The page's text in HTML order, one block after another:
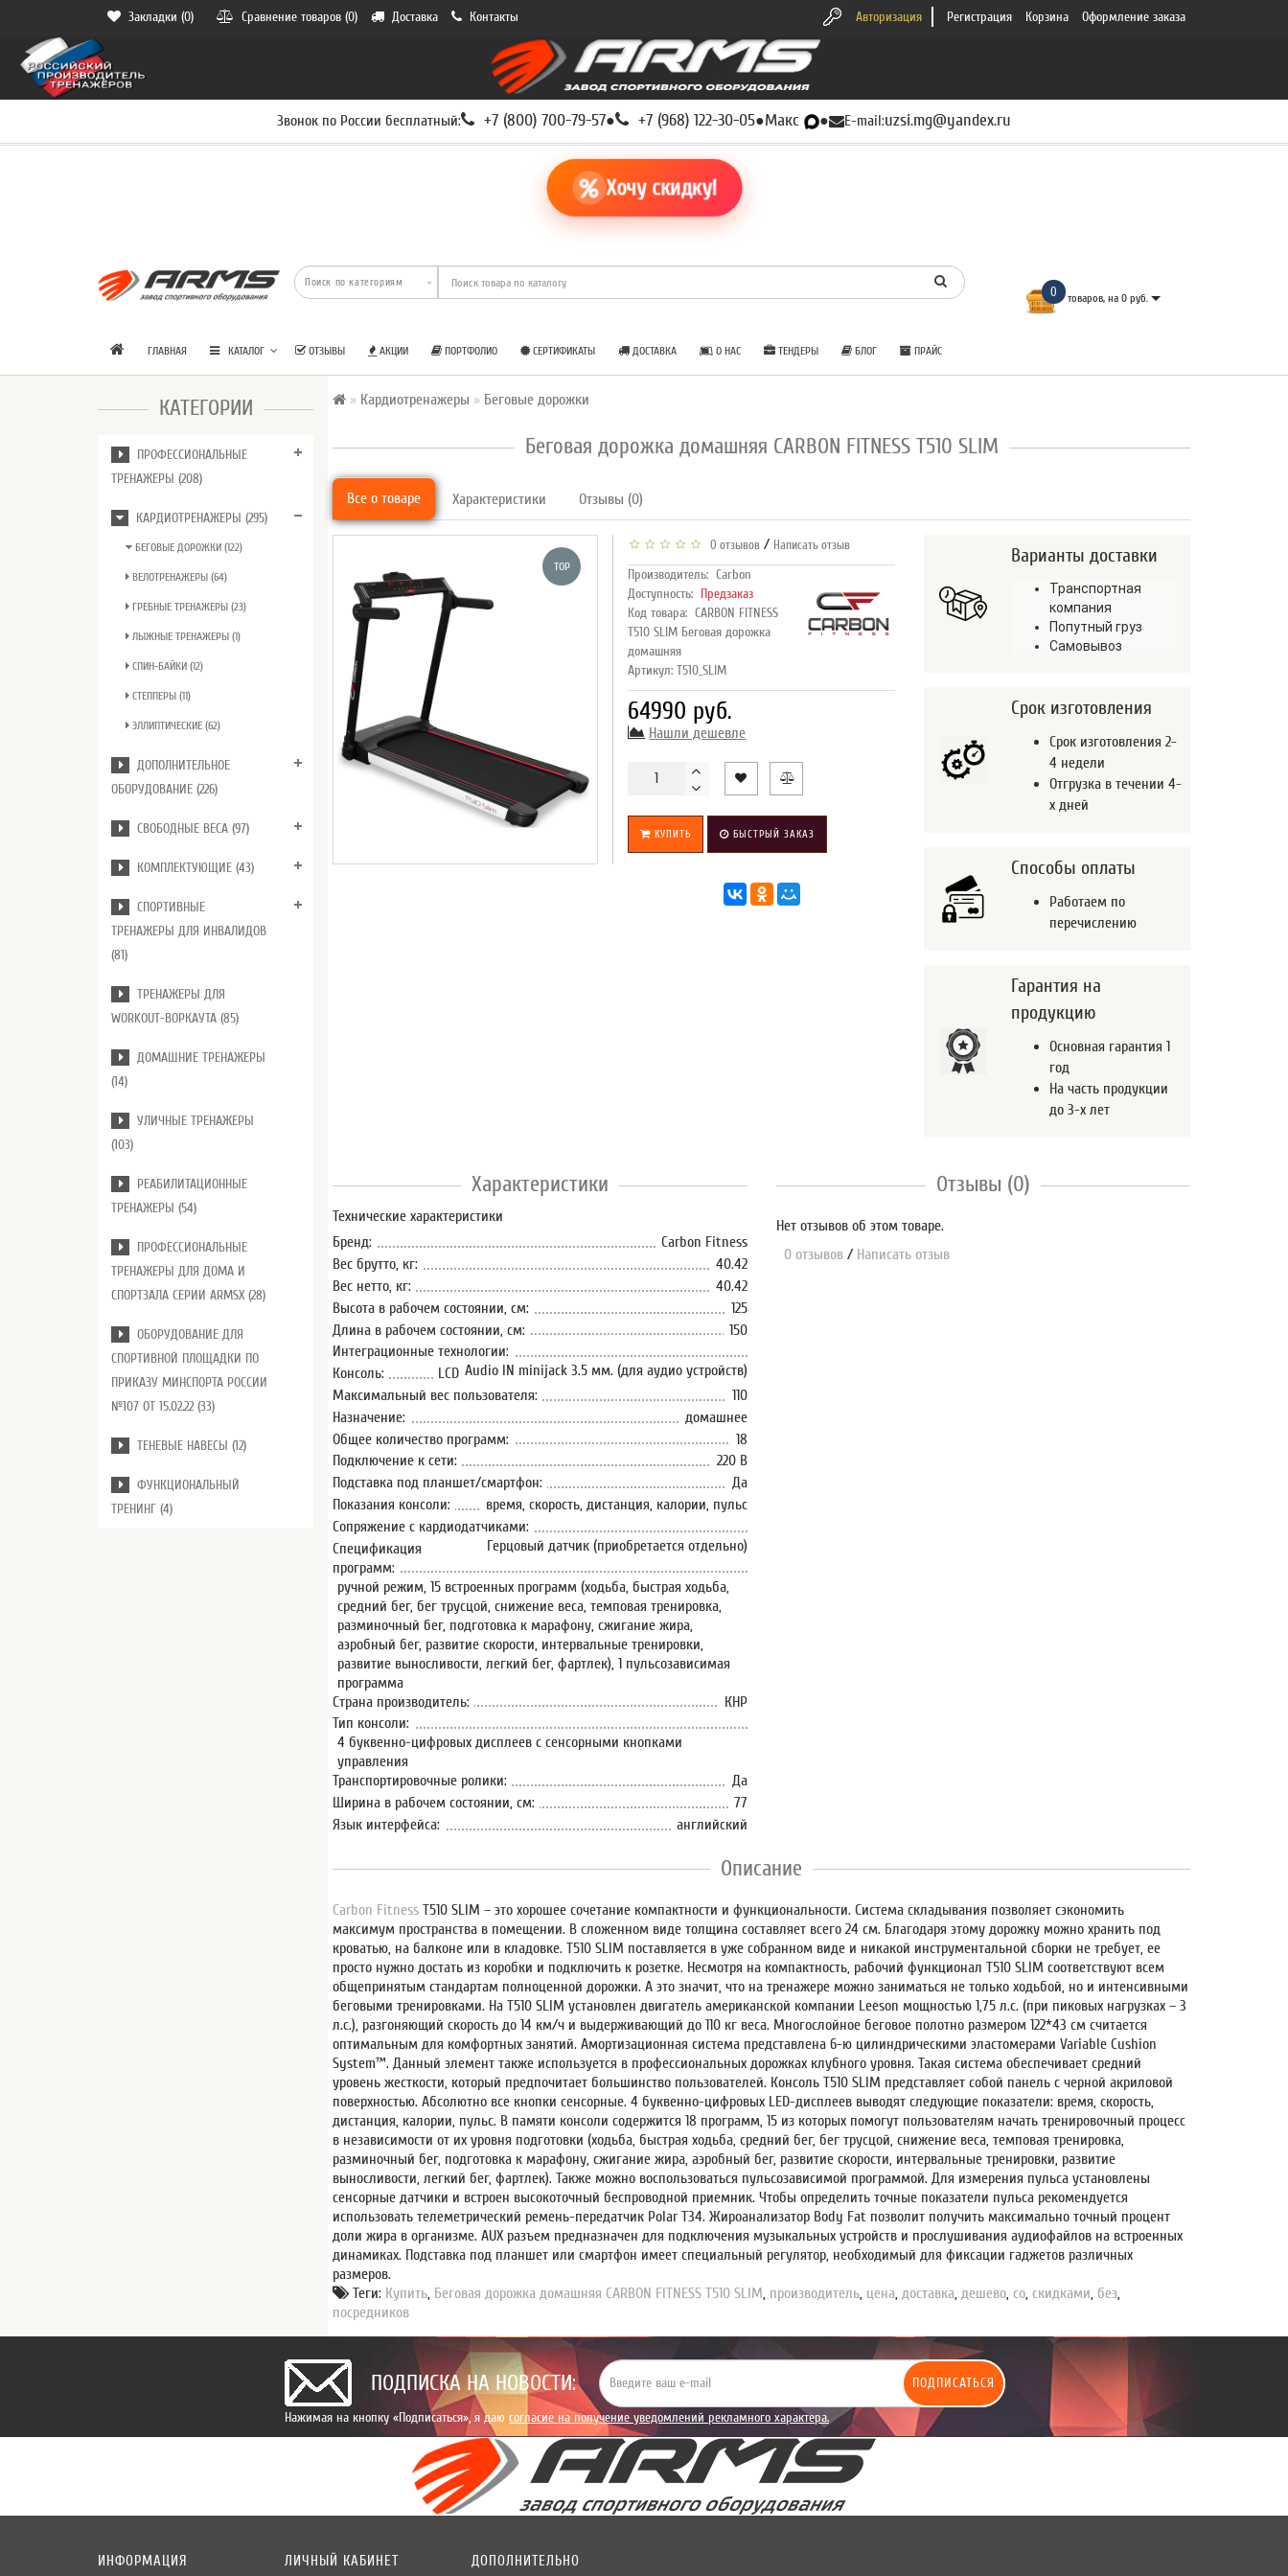
Закладки (0) Сравнение товаров (0) Доставка Контакты Авторизация Регистрация Корзина Оформление заказа
Звонок по России бесплатный: +7 (800) 700-79-57● +7 (968) 122-30-05●Макс ● E-mail:uzsi.mg@yandex.ru
Хочу скидку!
0 товаров, на 0 руб.
ГЛАВНАЯ КАТАЛОГ ОТЗЫВЫ АКЦИИ ПОРТФОЛИО СЕРТИФИКАТЫ ДОСТАВКА О НАС ТЕНДЕРЫ БЛОГ ПРАЙС
КАТЕГОРИИ
ПРОФЕССИОНАЛЬНЫЕ
ТРЕНАЖЕРЫ (208)
КАРДИОТРЕНАЖЕРЫ (295)
БЕГОВЫЕ ДОРОЖКИ (122)
ВЕЛОТРЕНАЖЕРЫ (64)
ГРЕБНЫЕ ТРЕНАЖЕРЫ (23)
ЛЫЖНЫЕ ТРЕНАЖЕРЫ (1)
СПИН-БАЙКИ (12)
СТЕППЕРЫ (11)
ЭЛЛИПТИЧЕСКИЕ (62)
ДОПОЛНИТЕЛЬНОЕ
ОБОРУДОВАНИЕ (226)
СВОБОДНЫЕ ВЕСА (97)
КОМПЛЕКТУЮЩИЕ (43)
СПОРТИВНЫЕ
ТРЕНАЖЕРЫ ДЛЯ ИНВАЛИДОВ
(81)
ТРЕНАЖЕРЫ ДЛЯ
WORKOUT-ВОРКАУТА (85)
ДОМАШНИЕ ТРЕНАЖЕРЫ
(14)
УЛИЧНЫЕ ТРЕНАЖЕРЫ
(103)
РЕАБИЛИТАЦИОННЫЕ
ТРЕНАЖЕРЫ (54)
ПРОФЕССИОНАЛЬНЫЕ
ТРЕНАЖЕРЫ ДЛЯ ДОМА И
СПОРТЗАЛА СЕРИИ ARMSX (28)
ОБОРУДОВАНИЕ ДЛЯ
СПОРТИВНОЙ ПЛОЩАДКИ ПО
ПРИКАЗУ МИНСПОРТА РОССИИ
№107 ОТ 15.02.22 (33)
ТЕНЕВЫЕ НАВЕСЫ (12)
ФУНКЦИОНАЛЬНЫЙ
ТРЕНИНГ (4)
Кардиотренажеры Беговые дорожки
Беговая дорожка домашняя CARBON FITNESS T510 SLIM
Все о товаре Характеристики Отзывы (0)
TOP
0 отзывов / Написать отзыв
Производитель: Carbon
Доступность: Предзаказ
Код товара: CARBON FITNESS
T510 SLIM Беговая дорожка
домашняя
Артикул: T510_SLIM
64990 руб.
Нашли дешевле
КУПИТЬ БЫСТРЫЙ ЗАКАЗ
Варианты доставки
Транспортная
компания
Попутный груз
Самовывоз
Срок изготовления
Срок изготовления 2-
4 недели
Отгрузка в течении 4-
х дней
Способы оплаты
Работаем по
перечислению
Гарантия на
продукцию
Основная гарантия 1
год
На часть продукции
до 3-х лет
Характеристики
Технические характеристики
Бренд:
Carbon Fitness
Вес брутто, кг:
40.42
Вес нетто, кг:
40.42
Высота в рабочем состоянии, см:
125
Длина в рабочем состоянии, см:
150
Интеграционные технологии:
Audio IN minijack 3.5 мм. (для аудио устройств)
Консоль:
LCD
Максимальный вес пользователя:
110
Назначение:
домашнее
Общее количество программ:
18
Подключение к сети:
220 В
Подставка под планшет/смартфон:
Да
Показания консоли:
время, скорость, дистанция, калории, пульс
Сопряжение с кардиодатчиками:
Герцовый датчик (приобретается отдельно)
Спецификация
программ:
ручной режим, 15 встроенных программ (ходьба, быстрая ходьба,
средний бег, бег трусцой, снижение веса, темповая тренировка,
разминочный бег, подготовка к марафону, сжигание жира,
аэробный бег, развитие скорости, интервальные тренировки,
развитие выносливости, легкий бег, фартлек), 1 пульсозависимая
программа
Страна производитель:
КНР
Тип консоли:
4 буквенно-цифровых дисплеев с сенсорными кнопками
управления
Транспортировочные ролики:
Да
Ширина в рабочем состоянии, см:
77
Язык интерфейса:
английский
Отзывы (0)
Нет отзывов об этом товаре.
0 отзывов / Написать отзыв
Описание
Carbon Fitness T510 SLIM – это хорошее сочетание компактности и функциональности. Система складывания позволяет сэкономить
максимум пространства в помещении. В сложенном виде толщина составляет всего24 см. Благодаря этому дорожку можно хранить под
кроватью, на балконе или в кладовке.T510 SLIM поставляется в уже собранном виде и никакой инструментальной сборки не требует, ее
просто нужно достать из коробки и подключить к розетке. Несмотря на компактность, рабочий функционалT510 SLIM соответствуют всем
общепринятым стандартам полноценной дорожки. А это значит, что на тренажере можно заниматься не только ходьбой, но и интенсивными
беговыми тренировками. НаT510 SLIM установлен двигательамериканской компании Leeson мощностью 1,75 л.с. (при пиковых нагрузках –3
л.с.), разгоняющий скорость до14 км/ч и выдерживающий до 110 кг веса. Многослойное беговое полотно размером122*43 см считается
оптимальным для комфортных занятий. Амортизационная система представлена 6-ю цилиндрическими эластомерамиVariable Cushion
System™. Данный элемент также используется в профессиональных дорожках клубного уровня. Такая система обеспечивает средний
уровень жесткости, который предпочитает большинство пользователей. КонсольT510 SLIM представляет собой панель с черной акриловой
поверхностью. Абсолютно все кнопки сенсорные.4 буквенно-цифровых LED-дисплеев выводят следующие показатели: время, скорость,
дистанция, калории, пульс. В памяти консоли содержится18 программ,15 из которых помогут пользователям начать тренировочный процесс
в независимости от их уровня подготовки (ходьба, быстрая ходьба, средний бег, бег трусцой, снижение веса, темповая тренировка,
разминочный бег, подготовка к марафону, сжигание жира, аэробный бег, развитие скорости, интервальные тренировки, развитие
выносливости, легкий бег, фартлек). Также можно воспользоваться пульсозависимой программой. Для измерения пульса установлены
сенсорные датчики и встроен высокоточный беспроводной приемник. Чтобы определить точные показатели пульса рекомендуется
использовать телеметрический ремень-передатчик Polar T34. Жироанализатор Body Fat позволит получить максимально точный процент
доли жира в организме.AUX разъем предназначен для подключения музыкальных устройств и прослушивания аудиофайлов на встроенных
динамиках. Подставка под планшет или смартфон имеет специальный регулятор, необходимый для фиксации гаджетов различных
размеров.
Теги: Купить, Беговая дорожка домашняя CARBON FITNESS T510 SLIM, производитель, цена,доставка,дешево, со, скидками, без,
посредников
ПОДПИСКА НА НОВОСТИ: ПОДПИСАТЬСЯ
Нажимая на кнопку «Подписаться», я даю согласие на получение уведомлений рекламного характера.
ИНФОРМАЦИЯ ЛИЧНЫЙ КАБИНЕТ ДОПОЛНИТЕЛЬНО